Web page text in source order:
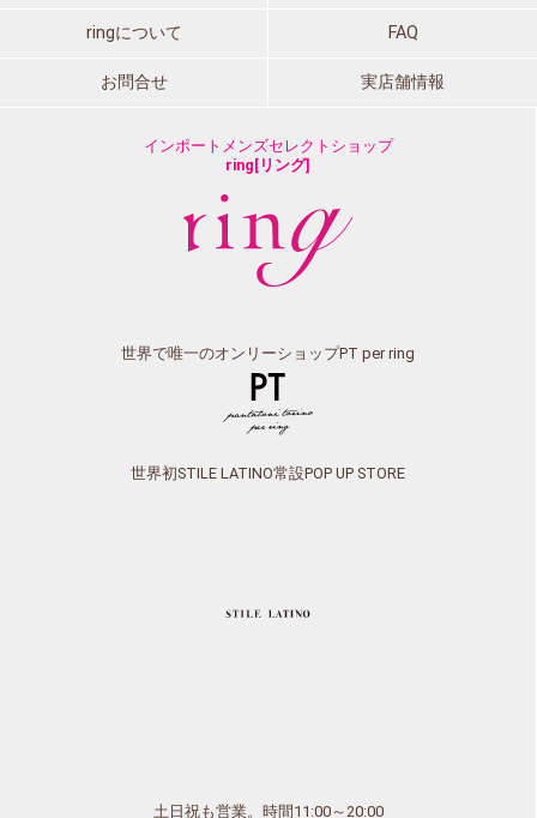
ringについて FAQ
お問合せ 実店舗情報
インポートメンズセレクトショップ
ring[リング]
世界で唯一のオンリーショップPT per ring
世界初STILE LATINO常設POP UP STORE
土日祝も営業。時間11:00～20:00